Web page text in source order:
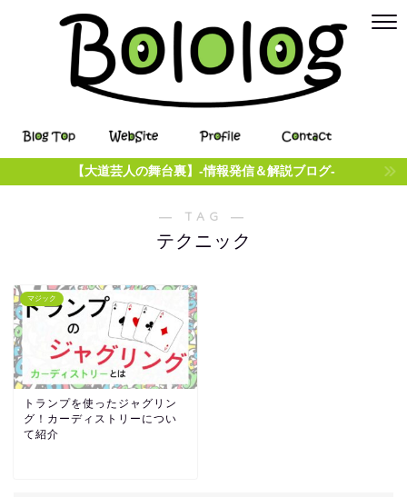
【大道芸人の舞台裏】-情報発信＆解説ブログ-
― TAG ―
テクニック
マジック
トランプを使ったジャグリン
グ！カーディストリーについ
て紹介